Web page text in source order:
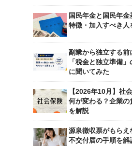
国民年金と国民年金
特徴・加入すべき人
副業から独立する前
「税金と独立準備
に聞いてみた
【2026年10月】社
何が変わる？企業の
を解説
源泉徴収票がもらえ
不交付届の手順を解